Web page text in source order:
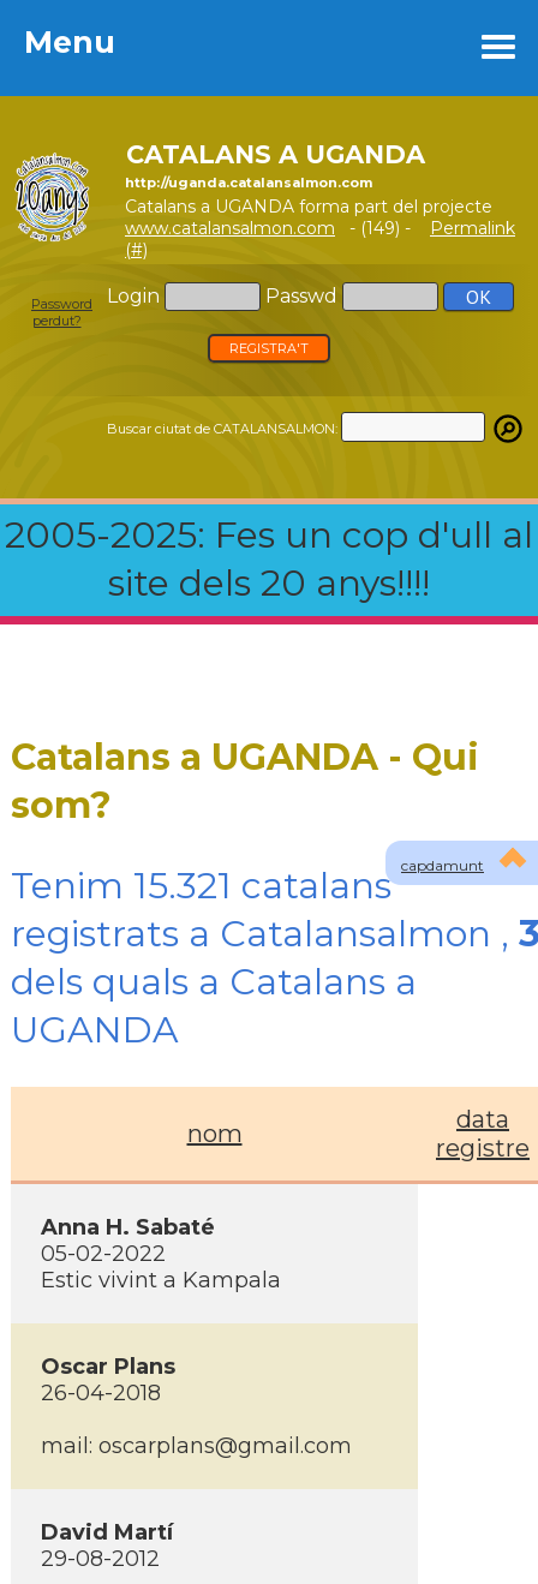
Menu
CATALANS A UGANDA
http://uganda.catalansalmon.com
Catalans a UGANDA forma part del projecte
www.catalansalmon.com - (149) -
Permalink
(#)
Login Passwd
Password
perdut?
REGISTRA'T
Buscar ciutat de CATALANSALMON:
2005-2025: Fes un cop d'ull al
site dels 20 anys!!!!
Menu
capdamunt
Catalans a UGANDA - Qui
som?
Tenim 15.321 catalans
registrats a Catalansalmon ,
dels quals a Catalans a
UGANDA
nom
data
registre
Anna H. Sabaté
05-02-2022
Estic vivint a Kampala
Oscar Plans
26-04-2018
mail: oscarplans@gmail.com
David Martí­
29-08-2012